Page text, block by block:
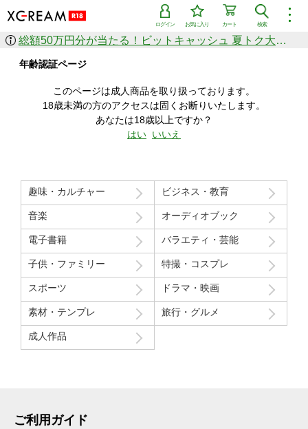
︙
検索
カート
お気に入り
ログイン
作品を探す
ジャンル
シリーズ
人気のセール中商品
新着セール中商品
すべての作品から探す
価格の安い順
価格の高い順
月間ランキング
年間ランキング
総額50万円分が当たる！ビットキャッシュ 夏トク大感謝祭
年齢認証ページ
このページは成人商品を取り扱っております。
18歳未満の方のアクセスは固くお断りいたします。
あなたは18歳以上ですか？
はい いいえ
趣味・カルチャー ビジネス・教育
音楽 オーディオブック
電子書籍 バラエティ・芸能
子供・ファミリー 特撮・コスプレ
スポーツ ドラマ・映画
素材・テンプレ 旅行・グルメ
成人作品
ご利用ガイド